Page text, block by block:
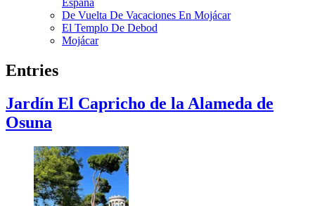
De Vuelta De Vacaciones En Mojácar
El Templo De Debod
Mojácar
Entries
Jardín El Capricho de la Alameda de
Osuna